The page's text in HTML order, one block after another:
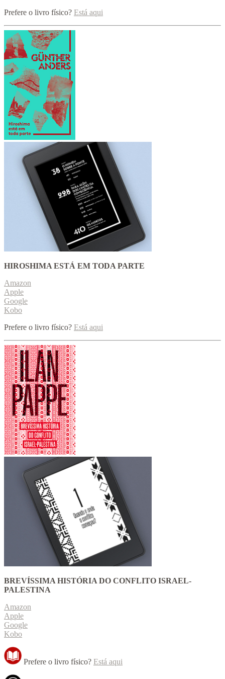
Prefere o livro físico? Está aqui
HIROSHIMA ESTÁ EM TODA PARTE
Amazon
Apple
Google
Kobo
Prefere o livro físico? Está aqui
BREVÍSSIMA HISTÓRIA DO CONFLITO ISRAEL-
PALESTINA
Amazon
Apple
Google
Kobo
Prefere o livro físico? Está aqui